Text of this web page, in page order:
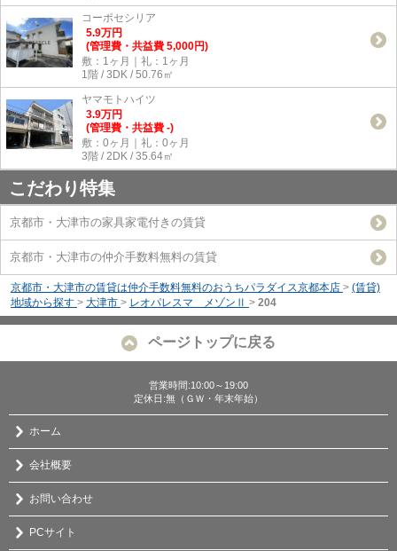
コーポセシリア
5.9万円
(管理費・共益費 5,000円)
敷：1ヶ月｜礼：1ヶ月
1階 / 3DK / 50.76㎡
ヤマモトハイツ
3.9万円
(管理費・共益費 -)
敷：0ヶ月｜礼：0ヶ月
3階 / 2DK / 35.64㎡
こだわり特集
京都市・大津市の家具家電付きの賃貸
京都市・大津市の仲介手数料無料の賃貸
京都市・大津市の賃貸は仲介手数料無料のおうちパラダイス京都本店 > (賃貸)
地域から探す > 大津市 > レオパレスマ メゾンⅡ > 204
ページトップに戻る
営業時間:10:00～19:00
定休日:無（ＧＷ・年末年始）
ホーム
会社概要
お問い合わせ
PCサイト